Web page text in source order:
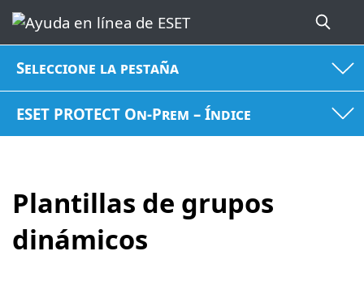
Seleccione la pestaña
ESET PROTECT On-Prem – Índice
Plantillas de grupos
dinámicos